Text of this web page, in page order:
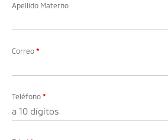
Apellido Materno
Correo *
Teléfono *